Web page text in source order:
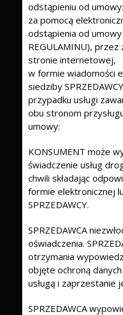
odstąpieniu od umowy:
za pomocą
odstąpienia od umowy
REGULAMINU), przez
stronie internetowej,
w formie wiadomości
siedziby
przypadku usługi
obu stronom
umowy:
KONSUMENT może
świadczenie usług
chwili składając
formie elektronicznej
SPRZEDAWCY.
SPRZEDAWCA
oświadczenia.
otrzymania
objęte ochroną
usługą i zaprzestanie
SPRZEDAWCA